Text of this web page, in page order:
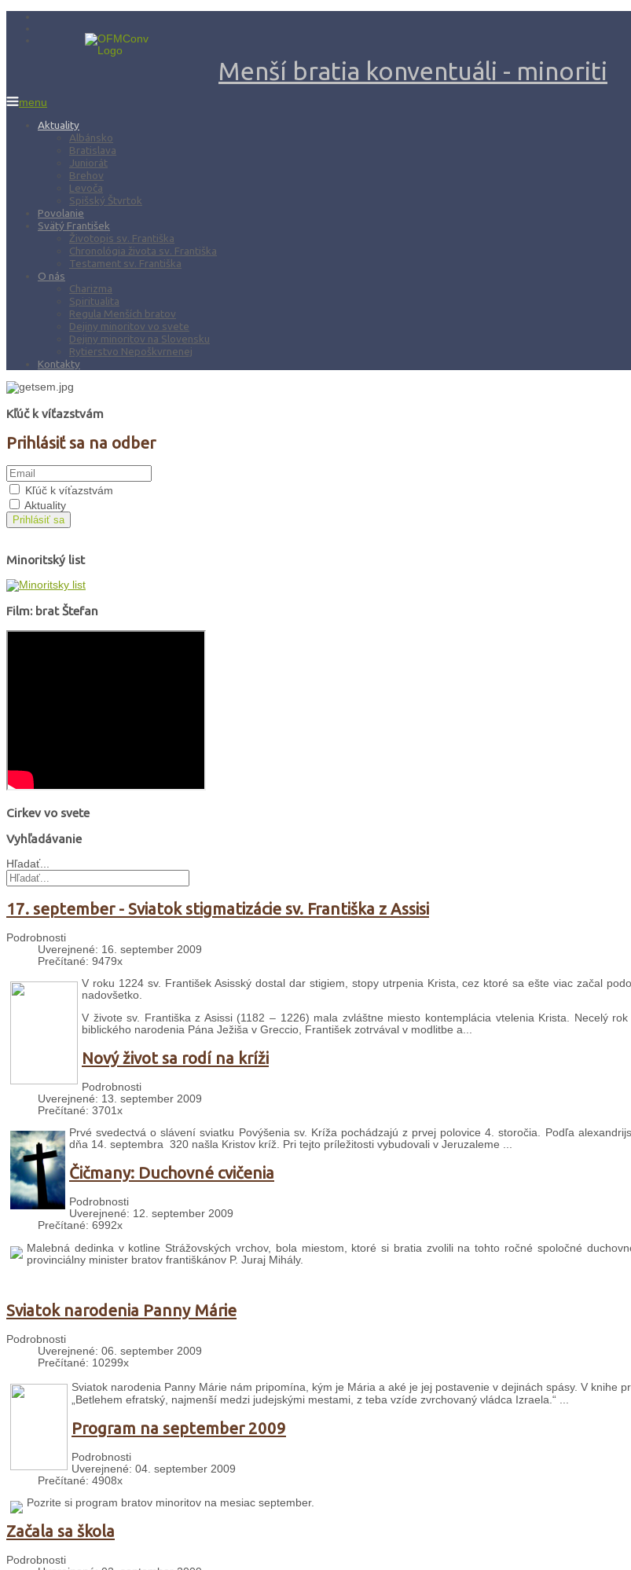
Menší bratia konventuáli - minoriti
menu
Aktuality
Albánsko
Bratislava
Juniorát
Brehov
Levoča
Spišský Štvrtok
Povolanie
Svätý František
Životopis sv. Františka
Chronológia života sv. Františka
Testament sv. Františka
O nás
Charizma
Spiritualita
Regula Menších bratov
Dejiny minoritov vo svete
Dejiny minoritov na Slovensku
Rytierstvo Nepoškvrnenej
Kontakty
Kľúč k víťazstvám
Prihlásiť sa na odber
Kľúč k víťazstvám
Aktuality
Prihlásiť sa
Minoritský list
Film: brat Štefan
Cirkev vo svete
Vyhľadávanie
Hľadať...
17. september - Sviatok stigmatizácie sv. Františka z Assisi
Podrobnosti
Uverejnené: 16. september 2009
Prečítané: 9479x
V roku 1224 sv. František Asisský dostal dar stigiem, stopy utrpenia Krista, cez ktoré sa ešte viac začal
nadovšetko.
V živote sv. Františka z Asissi (1182 – 1226) mala zvláštne miesto kontemplácia vtelenia Krista. Necelý
biblického narodenia Pána Ježiša v Greccio, František zotrvával v modlitbe a...
Nový život sa rodí na kríži
Podrobnosti
Uverejnené: 13. september 2009
Prečítané: 3701x
Prvé svedectvá o slávení sviatku Povýšenia sv. Kríža pochádzajú z prvej polovice 4. storočia. Podľa
dňa 14. septembra 320 našla Kristov kríž. Pri tejto príležitosti vybudovali v Jeruzaleme ...
Čičmany: Duchovné cvičenia
Podrobnosti
Uverejnené: 12. september 2009
Prečítané: 6992x
Malebná dedinka v kotline Strážovských vrchov, bola miestom, ktoré si bratia zvolili na tohto ročné spoločné
provinciálny minister bratov františkánov P. Juraj Mihály.
Sviatok narodenia Panny Márie
Podrobnosti
Uverejnené: 06. september 2009
Prečítané: 10299x
Sviatok narodenia Panny Márie nám pripomína, kým je Mária a aké je jej postavenie v dejinách spásy. V knihe
„Betlehem efratský, najmenší medzi judejskými mestami, z teba vzíde zvrchovaný vládca Izraela.“ ...
Program na september 2009
Podrobnosti
Uverejnené: 04. september 2009
Prečítané: 4908x
Pozrite si program bratov minoritov na mesiac september.
Začala sa škola
Podrobnosti